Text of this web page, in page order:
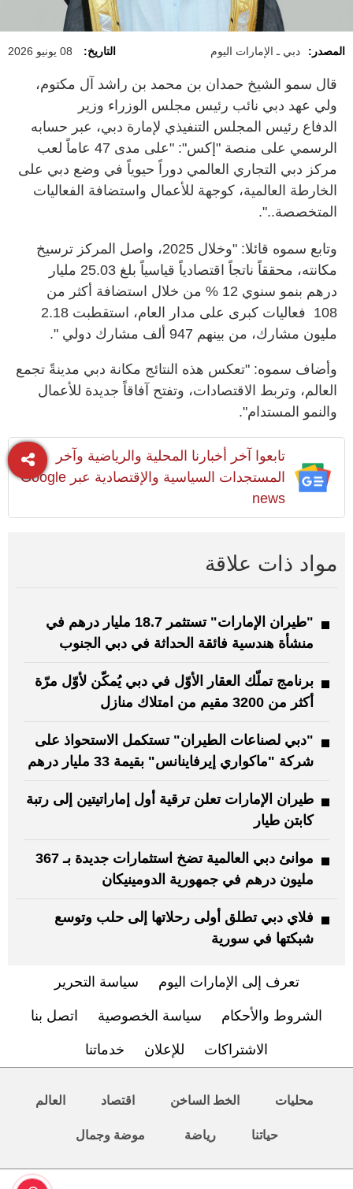
المصدر: دبي ـ الإمارات اليوم التاريخ: 08 يونيو 2026
قال سمو الشيخ حمدان بن محمد بن راشد آل مكتوم،
ولي عهد دبي نائب رئيس مجلس الوزراء وزير
الدفاع رئيس المجلس التنفيذي لإمارة دبي، عبر حسابه
الرسمي على منصة "إكس": "على مدى 47 عاماً لعب
مركز دبي التجاري العالمي دوراً حيوياً في وضع دبي على
الخارطة العالمية، كوجهة للأعمال واستضافة الفعاليات
المتخصصة..".
وتابع سموه قائلا: "وخلال 2025، واصل المركز ترسيخ
مكانته، محققاً ناتجاً اقتصادياً قياسياً بلغ 25.03 مليار
درهم بنمو سنوي 12 % من خلال استضافة أكثر من
108 فعاليات كبرى على مدار العام، استقطبت 2.18
مليون مشارك، من بينهم 947 ألف مشارك دولي ".
وأضاف سموه: "تعكس هذه النتائج مكانة دبي مدينةً تجمع
العالم، وتربط الاقتصادات، وتفتح آفاقاً جديدة للأعمال
والنمو المستدام".
تابعوا آخر أخبارنا المحلية والرياضية وآخر
المستجدات السياسية والإقتصادية عبر Google
news
مواد ذات علاقة
"طيران الإمارات" تستثمر 18.7 مليار درهم في
منشأة هندسية فائقة الحداثة في دبي الجنوب
برنامج تملّك العقار الأوّل في دبي يُمكّن لأوّل مرّة
أكثر من 3200 مقيم من امتلاك منازل
"دبي لصناعات الطيران" تستكمل الاستحواذ على
شركة "ماكواري إيرفاينانس" بقيمة 33 مليار درهم
طيران الإمارات تعلن ترقية أول إماراتيتين إلى رتبة
كابتن طيار
موانئ دبي العالمية تضخ استثمارات جديدة بـ 367
مليون درهم في جمهورية الدومينيكان
فلاي دبي تطلق أولى رحلاتها إلى حلب وتوسع
شبكتها في سورية
تعرف إلى الإمارات اليوم سياسة التحرير
الشروط والأحكام سياسة الخصوصية اتصل بنا
الاشتراكات للإعلان خدماتنا
محليات الخط الساخن اقتصاد العالم
حياتنا رياضة موضة وجمال